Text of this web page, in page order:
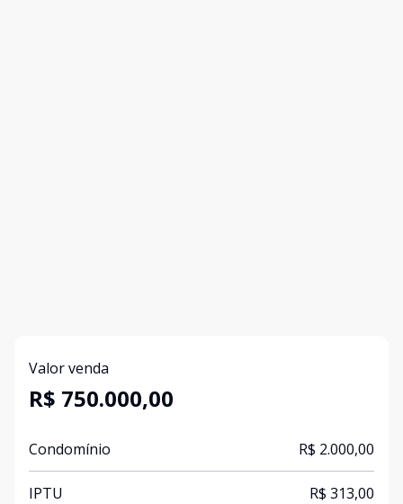
Valor venda
R$ 750.000,00
Condomínio R$ 2.000,00
IPTU R$ 313,00